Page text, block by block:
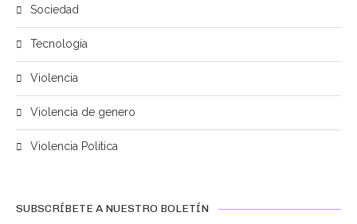
Sociedad
Tecnología
Violencia
Violencia de genero
Violencia Política
SUBSCRÍBETE A NUESTRO BOLETÍN